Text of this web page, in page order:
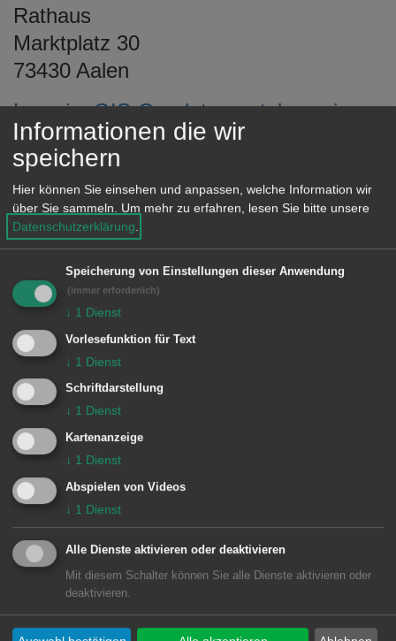
Rathaus
Marktplatz 30
73430 Aalen
Lage im GIS-Geodatenportal anzeigen
Öffnungszeiten
Montag 8.30 bis 12 Uhr und 14 bis 16
Dienstag 8.30 bis 12 Uhr und 14 bis 16
Mittwoch 8.30 bis 12 Uhr
Donnerstag 8.30 bis 12 Uhr und 14 bis
18 Uhr
Freitag 8.30 bis 12 Uhr
sowie nach Vereinbarung
Zuständige Dienststellen
Grundstücksbezogene
Basisinformationen und
Informationen die wir
speichern
Hier können Sie einsehen und anpassen, welche Information wir
über Sie sammeln.
Um mehr zu erfahren, lesen Sie bitte unsere
Datenschutzerklärung
Speicherung von Einstellungen dieser Anwendung
(immer erforderlich)
↓ 1 Dienst
Vorlesefunktion für Text
↓ 1 Dienst
Schriftdarstellung
↓ 1 Dienst
Kartenanzeige
↓ 1 Dienst
Abspielen von Videos
↓ 1 Dienst
Alle Dienste aktivieren oder deaktivieren
Mit diesem Schalter können Sie alle Dienste aktivieren oder
deaktivieren.